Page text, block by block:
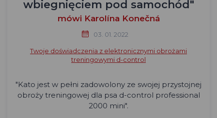
wbiegnięciem pod samochód"
mówi Karolína Konečná
03. 01. 2022
Twoje doświadczenia z elektronicznymi obrożami
treningowymi d-control
"Kato jest w pełni zadowolony ze swojej przystojnej
obroży treningowej dla psa d-control professional
2000 mini".